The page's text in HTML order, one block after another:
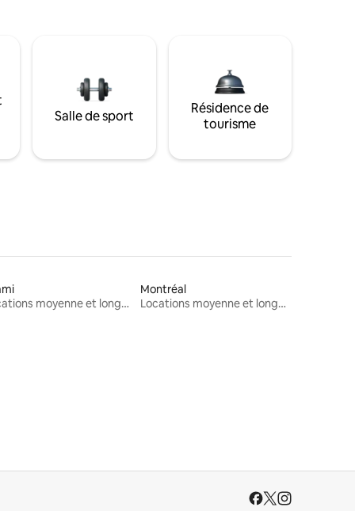
Salle de sport
Résidence de
tourisme
Locations moyenne et longue durée
Montréal
Locations moyenne et longue durée